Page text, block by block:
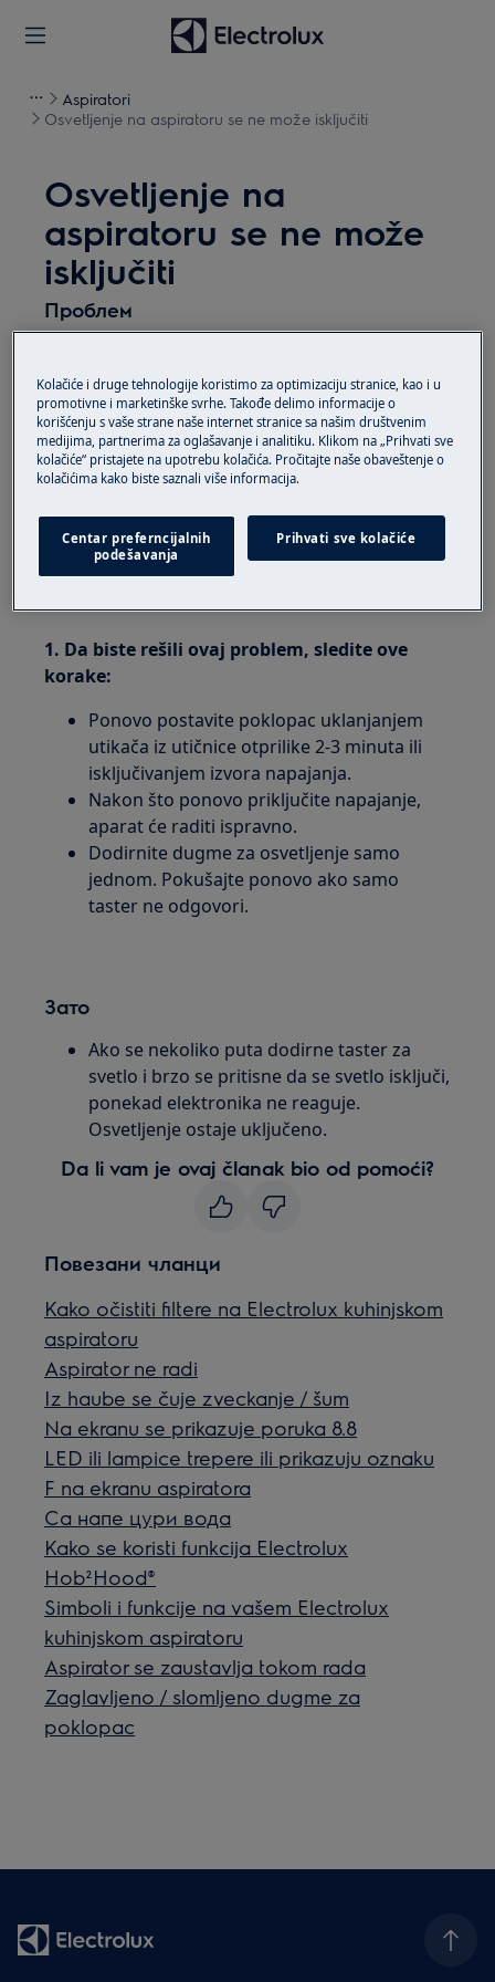
Aspiratori
Osvetljenje na aspiratoru se ne može isključiti
Osvetljenje na
aspiratoru se ne može
isključiti
Проблем
isključiti
Dodirni tasteri ne reaguju
Primenjuje se na
Решење
1. Da biste rešili ovaj problem, sledite ove
korake:
Ponovo postavite poklopac uklanjanjem
utikača iz utičnice otprilike 2-3 minuta ili
isključivanjem izvora napajanja.
Nakon što ponovo priključite napajanje,
aparat će raditi ispravno.
Dodirnite dugme za osvetljenje samo
jednom. Pokušajte ponovo ako samo
taster ne odgovori.
Зато
Ako se nekoliko puta dodirne taster za
svetlo i brzo se pritisne da se svetlo isključi,
ponekad elektronika ne reaguje.
Osvetljenje ostaje uključeno.
Da li vam je ovaj članak bio od pomoći?
Повезани чланци
Kako očistiti filtere na Electrolux kuhinjskom
aspiratoru
Aspirator ne radi
Iz haube se čuje zveckanje / šum
Na ekranu se prikazuje poruka 8.8
LED ili lampice trepere ili prikazuju oznaku
F na ekranu aspiratora
Са напе цури вода
Kako se koristi funkcija Electrolux
Hob²Hood®
Simboli i funkcije na vašem Electrolux
kuhinjskom aspiratoru
Aspirator se zaustavlja tokom rada
Zaglavljeno / slomljeno dugme za
poklopac
Kolačiće i druge tehnologije koristimo za optimizaciju stranice, kao i u
promotivne i marketinške svrhe. Takođe delimo informacije o
korišćenju s vaše strane naše internet stranice sa našim društvenim
medijima, partnerima za oglašavanje i analitiku. Klikom na „Prihvati sve
kolačiće“ pristajete na upotrebu kolačića. Pročitajte naše obaveštenje o
kolačićima kako biste saznali više informacija.
Centar preferncijalnih
podešavanja
Prihvati sve kolačiće